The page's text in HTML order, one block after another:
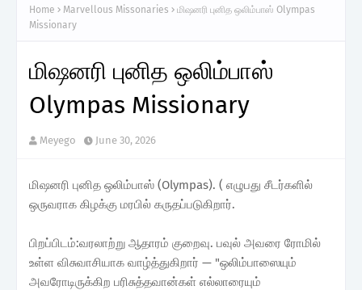
Home Marvellous Missonaries
மிஷனரி புனித ஒலிம்பாஸ் Olympas
Missionary
மிஷனரி புனித ஒலிம்பாஸ்
Olympas Missionary
Meyego June 30, 2026
மிஷனரி புனித ஒலிம்பாஸ் (Olympas). ( எழுபது சீடர்களில்
ஒருவராக கிழக்கு மரபில் கருதப்படுகிறார்.
பிறப்பிடம்:வரலாற்று ஆதாரம் குறைவு. பவுல் அவரை ரோமில்
உள்ள விசுவாசியாக வாழ்த்துகிறார் — "ஒலிம்பாஸையும்
அவரோடிருக்கிற பரிசுத்தவான்கள் எல்லாரையும்